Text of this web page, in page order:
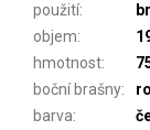
použití:
objem:
hmotnost:
boční brašny:
barva: